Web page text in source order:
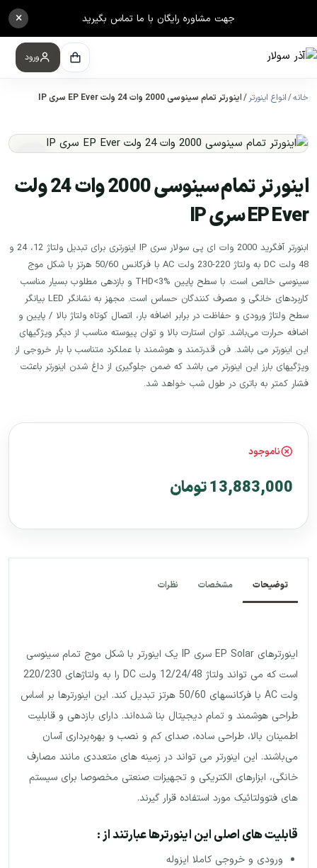
جهت مشاوره رایگان با ما تماس بگیرید ×
ورود
خانه انواع اینورتر اینورتر تمام سینوسی 2000 وات 24 ولت EP Ever سری IP
اینورتر تمام سینوسی 2000 وات 24 ولت
EP Ever سری IP
ابنورتر آفگرید 2000 وات ای پی سولار سری IP اینورتری برای تبدیل ولتاژ 12، 24 و
48 ولت DC به ولتاژ 220-230 ولت AC با فرکانس 50/60 هرتز با شکل موج
سینوسی خالص است. با سطح پایین THD<3% و بازدهی مطلوب بسیار مناسب
کاربردهای خانگی و مصرف کنندگان حساس است. مجهز به نشانگر LED بیانگر
سطح ولتاژ ورودی و حفاظت در برابر اضافه بار، اتصال کوتاه ولتاژ بالا / پایین و
اضافه حرارت می‌باشد. توان استارت بالا و توان پیوسته مناسب از دیگر ویژگیهای
این اینورتر می باشد. فن قدرتمند و هوشمند با عملکرد متناسب با بار خروجی از
ویژگیهای بارز این اینورتر می باشد که ضمن جلوگیری از داغ شدن اینورتر باعثت
فشار کمتر به باتری در طول شب خواهد شد.
ناموجود
13,883,000 تومان
توضیحات مشخصات نظرات
اینورترهای EP Solar سری IP یک اینورتر با شکل موج تمام سینوسی
است که می تواند ولتاژ 12/24/48 ولت DC را به ولتاژهای 220/230
ولت AC با فرکانسهای 50/60 هرتز تبدیل کند. این اینورترها بر اساس
طراحی هوشمند و تمام دیجیتال بنا شده‌اند. دارای بازدهی و قابلیت
اطمینان بالا، طراحی ساده، صدای کم و نصب و بهره‌برداری آسان
می‌باشند. این اینورتر می تواند در زمینه های متعددی مانند مصارف
خانگی، ابزارهای الکتریکی و تجهیزات صنعتی مخصوصا برای سیستم
های فتوولتائیک مورد استفاده قرار گیرند.
قابلیت های اصلی این اینورترها عبارتند از :
ورودی و خروجی کاملا ایزوله